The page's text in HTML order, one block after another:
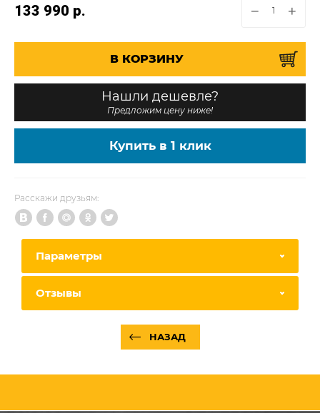
133 990 р. − +
В КОРЗИНУ
Нашли дешевле?
Предложим цену ниже!
Купить в 1 клик
Расскажи друзьям:
Параметры
Отзывы
НАЗАД